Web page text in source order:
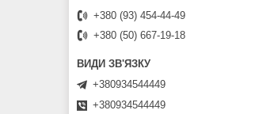
+380 (93) 454-44-49
+380 (50) 667-19-18
+380934544449
+380934544449